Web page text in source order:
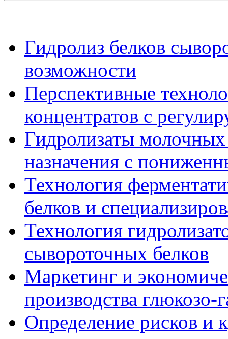
Гидролиз белков
возможности
Перспективные
концентратов с
Гидролизаты молочных
назначения с
Технология
белков и
Технология
сывороточных белков
Маркетинг и
производства глюкозо-
Определение рисков и